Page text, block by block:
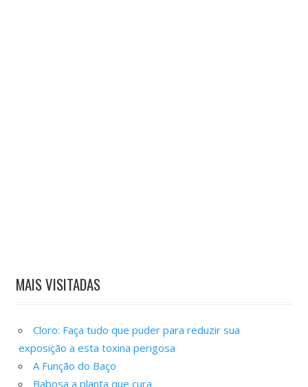
MAIS VISITADAS
Cloro: Faça tudo que puder para reduzir sua
exposição a esta toxina perigosa
A Função do Baço
Babosa a planta que cura